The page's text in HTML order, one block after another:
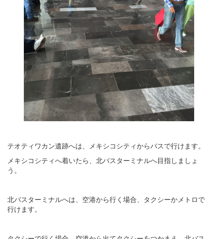
テオティワカン遺跡へは、メキシコシティからバスで行けます。
メキシコシティへ着いたら、北バスターミナルへ目指しましょ
う。
北バスターミナルへは、空港から行く場合、タクシーかメトロで
行けます。